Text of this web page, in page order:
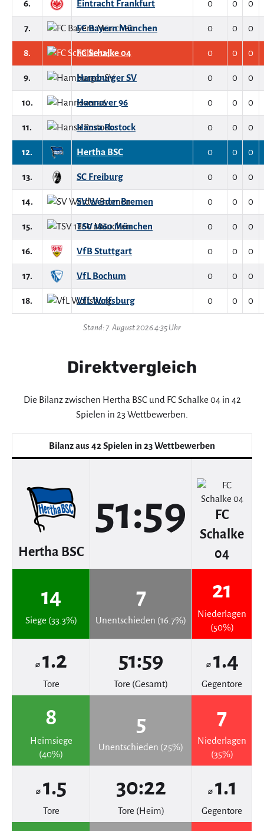
6. Eintracht Frankfurt 0 0 0
7. FC Bayern München 0 0 0
8. FC Schalke 04 0 0 0
9. Hamburger SV 0 0 0
10. Hannover 96 0 0 0
11. Hansa Rostock 0 0 0
12. Hertha BSC 0 0 0
13. SC Freiburg 0 0 0
14. SV Werder Bremen 0 0 0
15. TSV 1860 München 0 0 0
16. VfB Stuttgart 0 0 0
17. VfL Bochum 0 0 0
18. VfL Wolfsburg 0 0 0
Stand: 7. August 2026 4:35 Uhr
Direktvergleich
Die Bilanz zwischen Hertha BSC und FC Schalke 04 in 42
Spielen in 23 Wettbewerben.
Bilanz aus 42 Spielen in 23 Wettbewerben
Hertha BSC
51:59
FC
Schalke
04
14
Siege (33.3%)
7
Unentschieden (16.7%)
21
Niederlagen
(50%)
⌀ 1.2
Tore
51:59
Tore (Gesamt)
⌀ 1.4
Gegentore
8
Heimsiege
(40%)
5
Unentschieden (25%)
7
Niederlagen
(35%)
⌀ 1.5
Tore
30:22
Tore (Heim)
⌀ 1.1
Gegentore